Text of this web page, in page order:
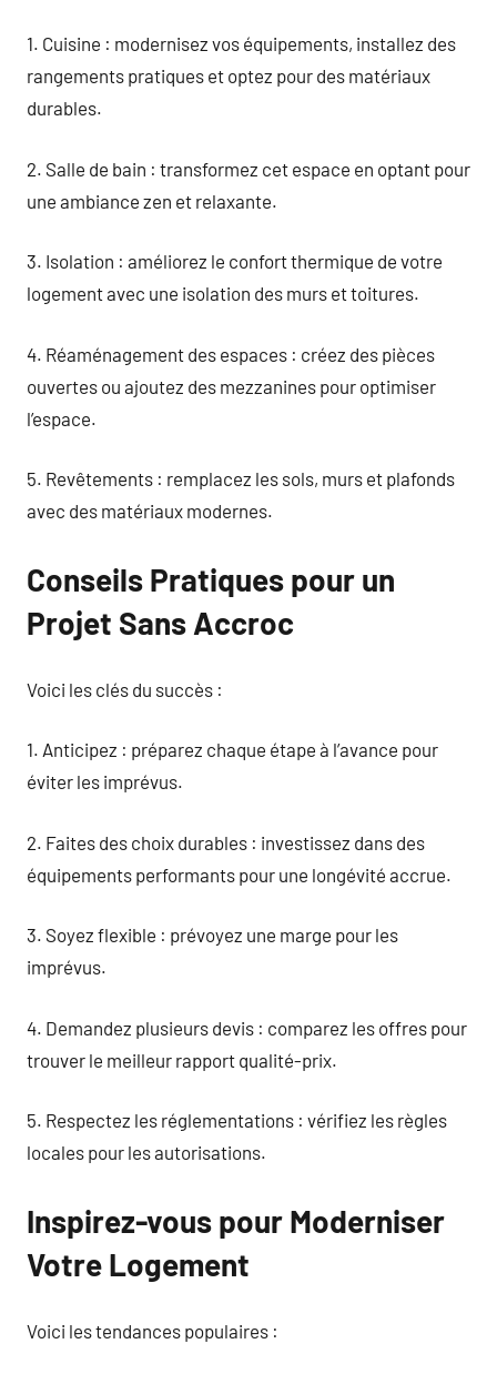
1. Cuisine : modernisez vos équipements, installez des
rangements pratiques et optez pour des matériaux
durables.
2. Salle de bain : transformez cet espace en optant pour
une ambiance zen et relaxante.
3. Isolation : améliorez le confort thermique de votre
logement avec une isolation des murs et toitures.
4. Réaménagement des espaces : créez des pièces
ouvertes ou ajoutez des mezzanines pour optimiser
l’espace.
5. Revêtements : remplacez les sols, murs et plafonds
avec des matériaux modernes.
Conseils Pratiques pour un
Projet Sans Accroc
Voici les clés du succès :
1. Anticipez : préparez chaque étape à l’avance pour
éviter les imprévus.
2. Faites des choix durables : investissez dans des
équipements performants pour une longévité accrue.
3. Soyez flexible : prévoyez une marge pour les
imprévus.
4. Demandez plusieurs devis : comparez les offres pour
trouver le meilleur rapport qualité-prix.
5. Respectez les réglementations : vérifiez les règles
locales pour les autorisations.
Inspirez-vous pour Moderniser
Votre Logement
Voici les tendances populaires :